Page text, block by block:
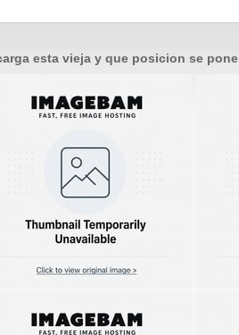
esta vieja y que posicion se pone